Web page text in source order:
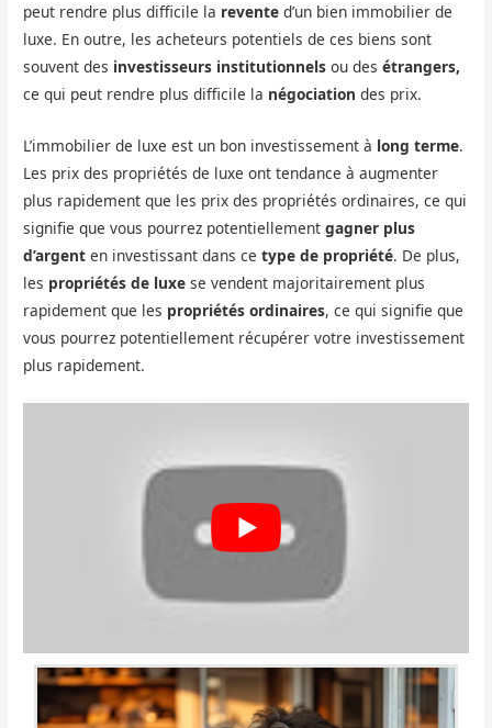
peut rendre plus difficile la revente d’un bien immobilier de
luxe. En outre, les acheteurs potentiels de ces biens sont
souvent des investisseurs institutionnels ou desétrangers,
ce qui peut rendre plus difficile la négociation des prix.
L’immobilier de luxe est un bon investissement à long terme.
Les prix des propriétés de luxe ont tendance à augmenter
plus rapidement que les prix des propriétés ordinaires, ce qui
signifie que vous pourrez potentiellementgagner plus
d’argent en investissant dans ce type de propriété. De plus,
les propriétés de luxe se vendent majoritairement plus
rapidement que les propriétés ordinaires, ce qui signifie que
vous pourrez potentiellement récupérer votre investissement
plus rapidement.